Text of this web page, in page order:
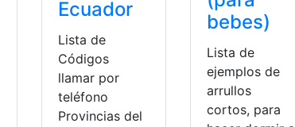
Ecuador
Lista de
Códigos
llamar por
teléfono
Provincias del
bebes)
Lista de
ejemplos de
arrullos
cortos, para